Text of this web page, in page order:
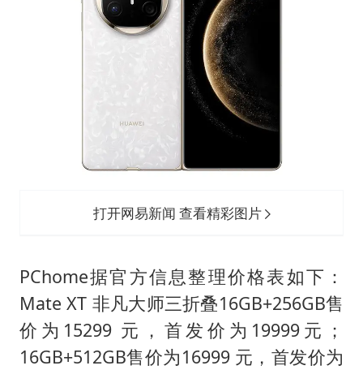
打开网易新闻 查看精彩图片
PChome据官方信息整理价格表如下：
Mate XT 非凡大师三折叠16GB+256GB售
价为15299 元，首发价为19999元；
16GB+512GB售价为16999 元，首发价为